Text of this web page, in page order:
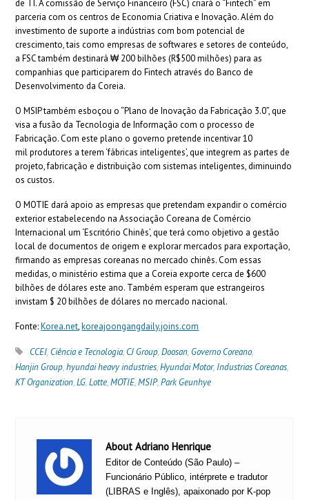
de TI. A comissão de Serviço Financeiro (FSC) criará o “Fintech” em
parceria com os centros de Economia Criativa e Inovação. Além do
investimento de suporte a indústrias com bom potencial de
crescimento, tais como empresas de softwares e setores de conteúdo,
a FSC também destinará ₩ 200 bilhões (R$500 milhões) para as
companhias que participarem do Fintech através do Banco de
Desenvolvimento da Coreia.
O MSIP também esboçou o “Plano de Inovação da Fabricação 3.0”, que
visa a fusão da Tecnologia de Informação com o processo de
Fabricação. Com este plano o governo pretende incentivar 10
mil produtores a terem ‘fábricas inteligentes’, que integrem as partes de
projeto, fabricação e distribuição com sistemas inteligentes, diminuindo
os custos.
O MOTIE dará apoio as empresas que pretendam expandir o comércio
exterior estabelecendo na Associação Coreana de Comércio
Internacional um ‘Escritório Chinês’, que terá como objetivo a gestão
local de documentos de origem e explorar mercados para exportação,
firmando as empresas coreanas no mercado chinês. Com essas
medidas, o ministério estima que a Coreia exporte cerca de $600
bilhões de dólares este ano. Também esperam que estrangeiros
invistam $ 20 bilhões de dólares no mercado nacional.
Fonte:Korea.net,koreajoongangdaily.joins.com
CCEI, Ciência e Tecnologia, CJ Group,Doosan, Governo Coreano,
Hanjin Group,hyundai heavy industries,Hyundai Motor, Industrias Coreanas,
KT Organization,LG,Lotte,MOTIE,MSIP,Park Geunhye
About Adriano Henrique
Editor de Conteúdo (São Paulo) –
Funcionário Público, intérprete e tradutor
(LIBRAS e Inglês), apaixonado por K-pop